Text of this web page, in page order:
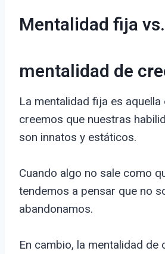
Mentalidad fija vs.
mentalidad de
La mentalidad fija es aquella
creemos que nuestras
son innatos y estáticos.
Cuando algo no sale como
tendemos a pensar que no
abandonamos.
En cambio, la mentalidad de